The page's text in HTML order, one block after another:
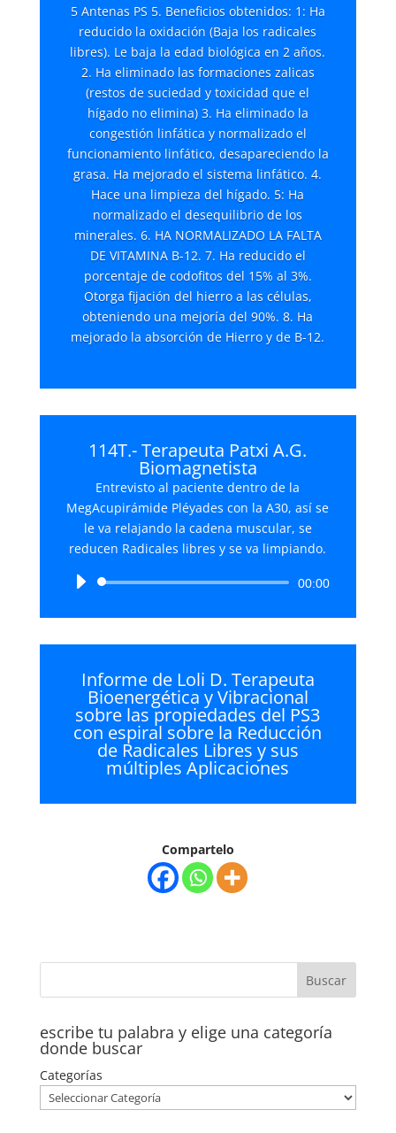
5 Antenas PS 5. Beneficios obtenidos: 1: Ha
reducido la oxidación (Baja los radicales
libres). Le baja la edad biológica en 2 años.
2. Ha eliminado las formaciones zalicas
(restos de suciedad y toxicidad que el
hígado no elimina) 3. Ha eliminado la
congestión linfática y normalizado el
funcionamiento linfático, desapareciendo la
grasa. Ha mejorado el sistema linfático. 4.
Hace una limpieza del hígado. 5: Ha
normalizado el desequilibrio de los
minerales. 6. HA NORMALIZADO LA FALTA
DE VITAMINA B-12. 7. Ha reducido el
porcentaje de codofitos del 15% al 3%.
Otorga fijación del hierro a las células,
obteniendo una mejoría del 90%. 8. Ha
mejorado la absorción de Hierro y de B-12.
114T.- Terapeuta Patxi A.G.
Biomagnetista
Entrevisto al paciente dentro de la
MegAcupirámide Pléyades con la A30, así se
le va relajando la cadena muscular, se
reducen Radicales libres y se va limpiando.
Reproductor
audio
00:00
Informe de Loli D. Terapeuta
Bioenergética y Vibracional
sobre las propiedades del PS3
con espiral sobre la Reducción
de Radicales Libres y sus
múltiples Aplicaciones
Compartelo
escribe tu palabra y elige una categoría
donde buscar
Categorías